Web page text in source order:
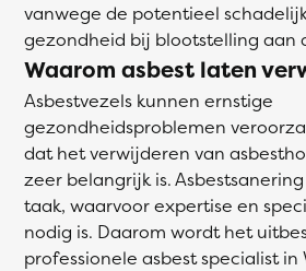
vanwege de potentieel
gezondheid bij blootstelling aan
Waarom asbest laten
Asbestvezels kunnen ernstige
gezondheidsproblemen
dat het verwijderen van
zeer belangrijk is.
taak, waarvoor expertise en
nodig is. Daarom wordt het
professionele asbest specialist